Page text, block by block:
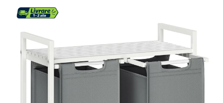
Baterii bideu si dus igienic
Accesorii baterii
Sisteme de dus
Coloane de dus